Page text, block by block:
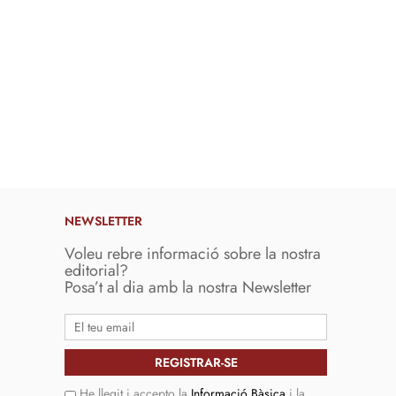
NEWSLETTER
Voleu rebre informació sobre la nostra
editorial?
Posa’t al dia amb la nostra Newsletter